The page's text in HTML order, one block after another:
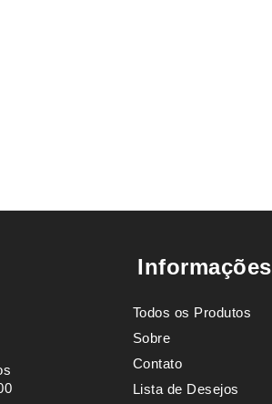
Informações
Todos os Produtos
Sobre
Contato
Lista de Desejos